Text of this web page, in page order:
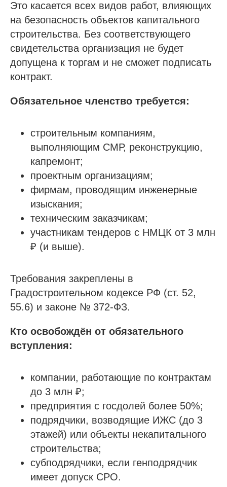
Это касается всех видов работ, влияющих
на безопасность объектов капитального
строительства. Без соответствующего
свидетельства организация не будет
допущена к торгам и не сможет подписать
контракт.
Обязательное членство требуется:
строительным компаниям,
выполняющим СМР, реконструкцию,
капремонт;
проектным организациям;
фирмам, проводящим инженерные
изыскания;
техническим заказчикам;
участникам тендеров с НМЦК от 3 млн
₽ (и выше).
Требования закреплены в
Градостроительном кодексе РФ (ст. 52,
55.6) и законе № 372-ФЗ.
Кто освобождён от обязательного
вступления:
компании, работающие по контрактам
до 3 млн ₽;
предприятия с госдолей более 50%;
подрядчики, возводящие ИЖС (до 3
этажей) или объекты некапитального
строительства;
субподрядчики, если генподрядчик
имеет допуск СРО.